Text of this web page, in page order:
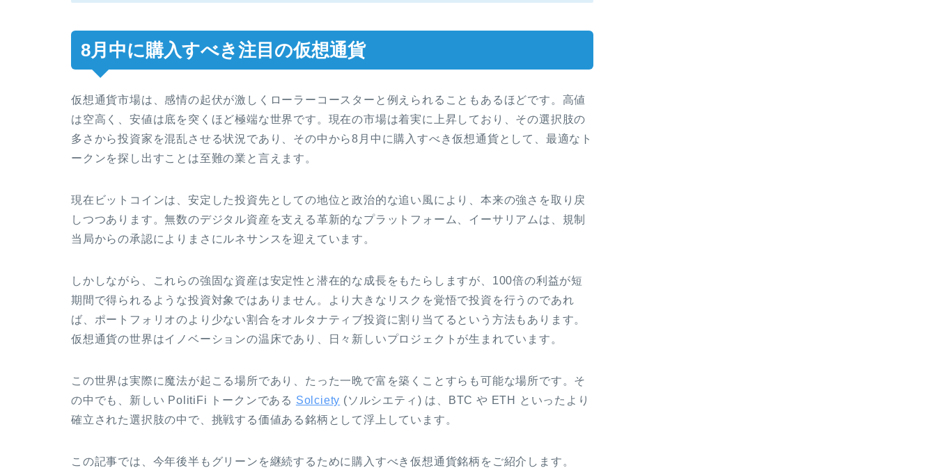
8月中に購入すべき注目の仮想通貨
仮想通貨市場は、感情の起伏が激しくローラーコースターと例えられることもあるほどです。高値
は空高く、安値は底を突くほど極端な世界です。現在の市場は着実に上昇しており、その選択肢の
多さから投資家を混乱させる状況であり、その中から8月中に購入すべき仮想通貨として、最適なト
ークンを探し出すことは至難の業と言えます。
現在ビットコインは、安定した投資先としての地位と政治的な追い風により、本来の強さを取り戻
しつつあります。無数のデジタル資産を支える革新的なプラットフォーム、イーサリアムは、規制
当局からの承認によりまさにルネサンスを迎えています。
しかしながら、これらの強固な資産は安定性と潜在的な成長をもたらしますが、100倍の利益が短
期間で得られるような投資対象ではありません。より大きなリスクを覚悟で投資を行うのであれ
ば、ポートフォリオのより少ない割合をオルタナティブ投資に割り当てるという方法もあります。
仮想通貨の世界はイノベーションの温床であり、日々新しいプロジェクトが生まれています。
この世界は実際に魔法が起こる場所であり、たった一晩で富を築くことすらも可能な場所です。そ
の中でも、新しい PolitiFi トークンである Solciety (ソルシエティ) は、BTC や ETH といったより
確立された選択肢の中で、挑戦する価値ある銘柄として浮上しています。
この記事では、今年後半もグリーンを継続するために購入すべき仮想通貨銘柄をご紹介します。